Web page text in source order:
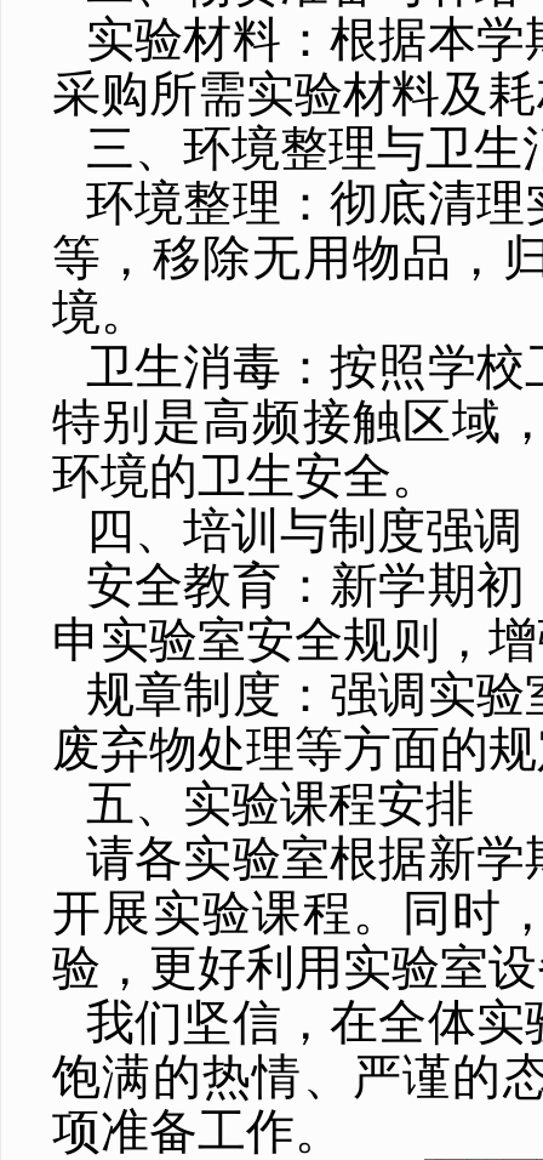
实验材料：根据本
采购所需实验材料及
三、环境整理与卫生
环境整理：彻底清
等，移除无用物品，
境。
卫生消毒：按照学
特别是高频接触区域
环境的卫生安全。
四、培训与制度强调
安全教育：新学期
申实验室安全规则，
规章制度：强调实
废弃物处理等方面的
五、实验课程安排
请各实验室根据新
开展实验课程。同时
验，更好利用实验室
我们坚信，在全体
饱满的热情、严谨的
项准备工作。